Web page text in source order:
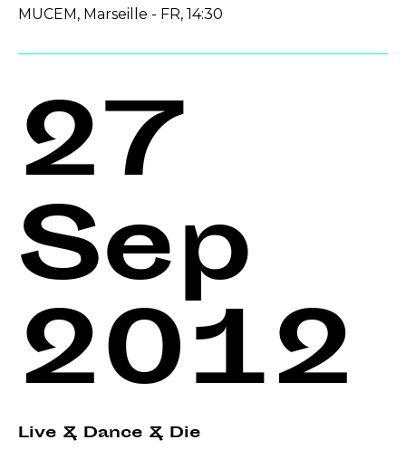
MUCEM, Marseille - FR, 14:30
27
Sep
2012
Live & Dance & Die